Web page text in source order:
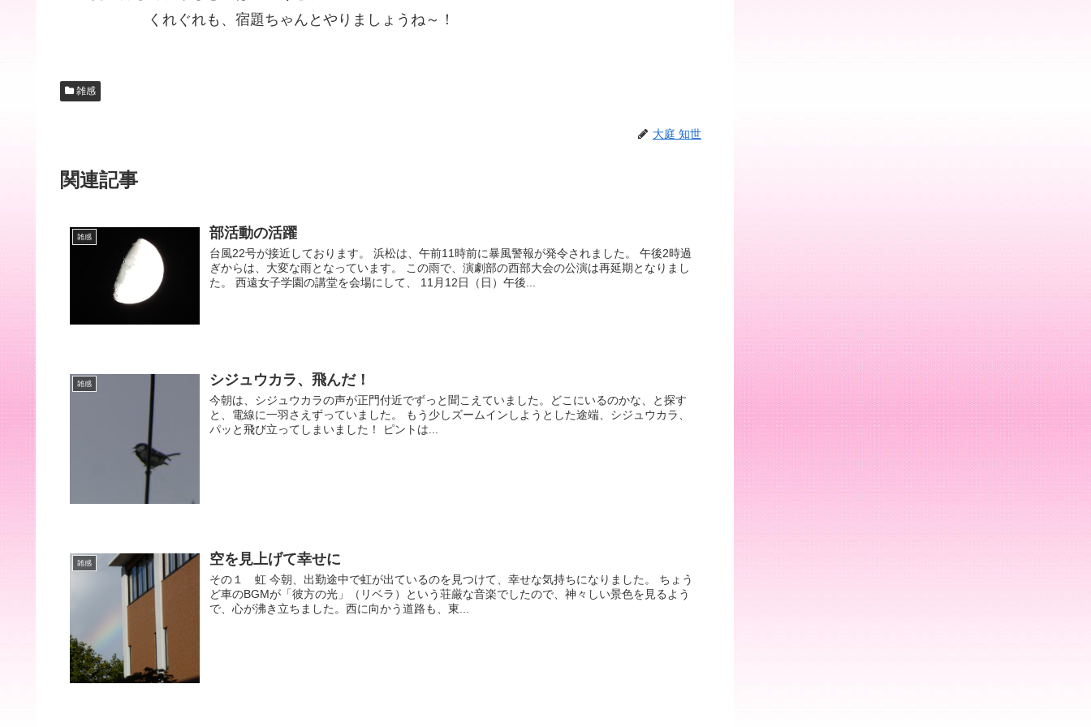
くれぐれも、宿題ちゃんとやりましょうね～！
雑感
大庭 知世
関連記事
雑感 部活動の活躍
台風22号が接近しております。 浜松は、午前11時前に暴風警報が発令されました。 午後2時過
ぎからは、大変な雨となっています。 この雨で、演劇部の西部大会の公演は再延期となりまし
た。 西遠女子学園の講堂を会場にして、 11月12日（日）午後...
雑感 シジュウカラ、飛んだ！
今朝は、シジュウカラの声が正門付近でずっと聞こえていました。どこにいるのかな、と探す
と、電線に一羽さえずっていました。 もう少しズームインしようとした途端、シジュウカラ、
パッと飛び立ってしまいました！ ピントは...
雑感 空を見上げて幸せに
その１ 虹 今朝、出勤途中で虹が出ているのを見つけて、幸せな気持ちになりました。 ちょう
ど車のBGMが「彼方の光」（リベラ）という荘厳な音楽でしたので、神々しい景色を見るよう
で、心が沸き立ちました。西に向かう道路も、東...